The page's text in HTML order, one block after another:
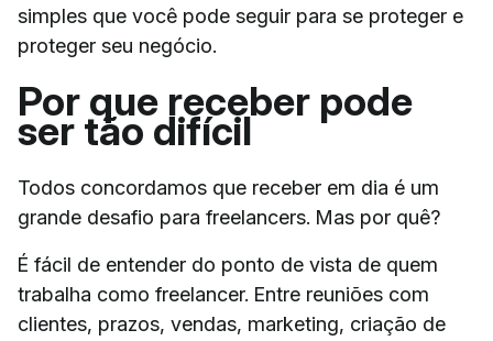
simples que você pode seguir para se proteger e
proteger seu negócio.
Por que receber pode
ser tão difícil
Todos concordamos que receber em dia é um
grande desafio para freelancers. Mas por quê?
É fácil de entender do ponto de vista de quem
trabalha como freelancer. Entre reuniões com
clientes, prazos, vendas, marketing, criação de